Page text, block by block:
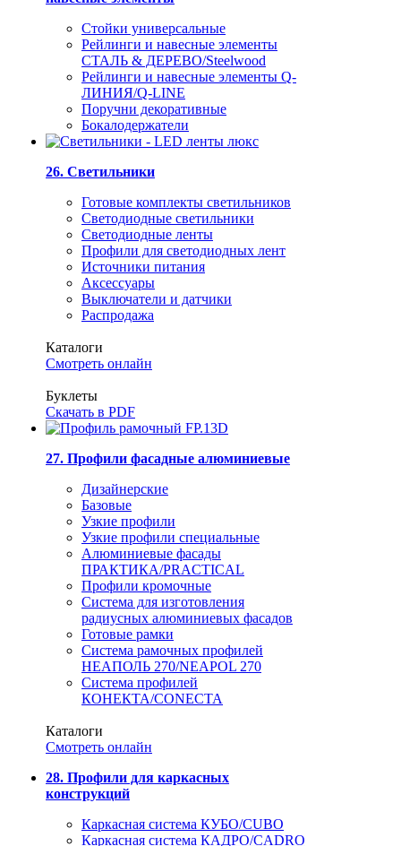
Стойки универсальные
Рейлинги и навесные элементы
СТАЛЬ & ДЕРЕВО/Steelwood
Рейлинги и навесные элементы Q-
ЛИНИЯ/Q-LINE
Поручни декоративные
Бокалодержатели
26. Светильники
Готовые комплекты светильников
Светодиодные светильники
Светодиодные ленты
Профили для светодиодных лент
Источники питания
Аксессуары
Выключатели и датчики
Распродажа
Каталоги
Смотреть онлайн
Буклеты
Скачать в PDF
27. Профили фасадные алюминиевые
Дизайнерские
Базовые
Узкие профили
Узкие профили специальные
Алюминиевые фасады
ПРАКТИКА/PRACTICAL
Профили кромочные
Система для изготовления
радиусных алюминиевых фасадов
Готовые рамки
Система рамочных профилей
НЕАПОЛЬ 270/NEAPOL 270
Система профилей
КОНЕКТА/CONECTA
Каталоги
Смотреть онлайн
28. Профили для каркасных
конструкций
Каркасная система КУБО/CUBO
Каркасная система КАДРО/CADRO